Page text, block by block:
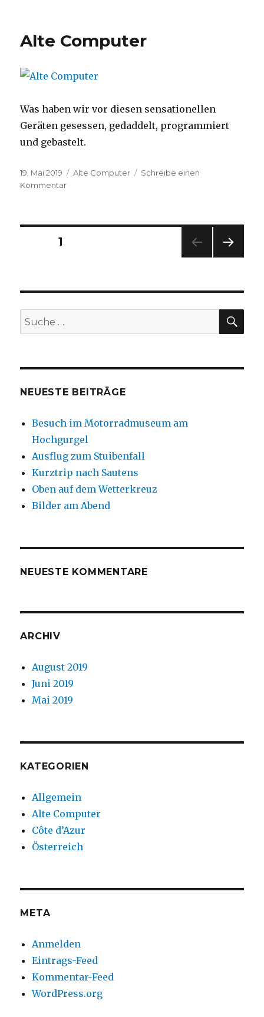
Alte Computer
Was haben wir vor diesen sensationellen
Geräten gesessen, gedaddelt, programmiert
und gebastelt.
Veröffentlicht
am
19. Mai 2019 Kategorien
Alte Computer
Schreibe einen
Kommentarzu
Beitragsnavigation
SEITE1
E
Suche
nach:
NEUESTE BEITRÄGE
Besuch im Motorradmuseum am
Hochgurgel
Ausflug zum Stuibenfall
Kurztrip nach Sautens
Oben auf dem Wetterkreuz
Bilder am Abend
NEUESTE KOMMENTARE
ARCHIV
August 2019
Juni 2019
Mai 2019
KATEGORIEN
Allgemein
Alte Computer
Côte d’Azur
Österreich
META
Anmelden
Eintrags-Feed
Kommentar-Feed
WordPress.org